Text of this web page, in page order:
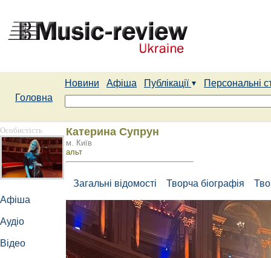
Новини Афіша Публікації
Персональні
Головна
Особистість
Афіша
Аудіо
Відео
Катерина Супрун
м. Київ
альт
Загальні відомості Творча біографія